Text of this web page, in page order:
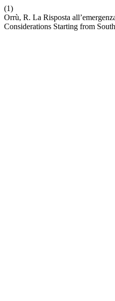
(1)
Orrù, R. La Risposta
Considerations Starting from